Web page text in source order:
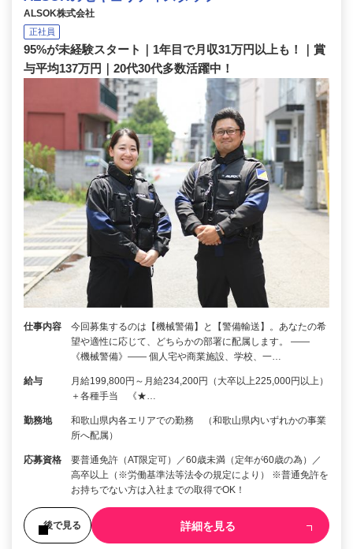
ALSOK株式会社
正社員
95%が未経験スタート｜1年目で月収31万円以上も！｜賞
与平均137万円｜20代30代多数活躍中！
仕事内容
今回募集するのは【機械警備】と【警備輸送】。あなたの希
望や適性に応じて、どちらかの部署に配属します。 ――
《機械警備》―― 個人宅や商業施設、学校、一…
給与
月給199,800円～月給234,200円（大卒以上225,000円以上）
＋各種手当 《★…
勤務地
和歌山県内各エリアでの勤務 （和歌山県内いずれかの事業
所へ配属）
応募資格
要普通免許（AT限定可）／60歳未満（定年が60歳の為）／
高卒以上（※労働基準法等法令の規定により） ※普通免許を
お持ちでない方は入社までの取得でOK！
後で見る 詳細を見る